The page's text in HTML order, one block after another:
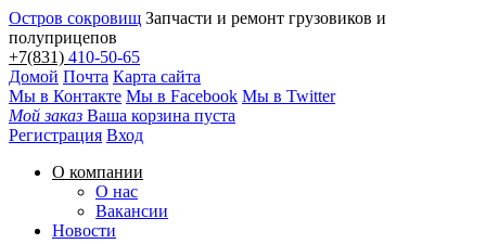
Остров сокровищ Запчасти и ремонт грузовиков и
полуприцепов
+7(831) 410-50-65
Домой Почта Карта сайта
Мы в Контакте Мы в Facebook Мы в Twitter
Мой заказ Ваша корзина пуста
Регистрация Вход
О компании
О нас
Вакансии
Новости